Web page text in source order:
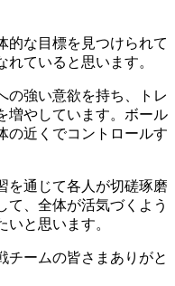
的な目標を見つけられて
ていると思います。
の強い意欲を持ち、トレ
増やしています。ボール
の近くでコントロールす
を通じて各人が切磋琢磨
て、全体が活気づくよう
と思います。
チームの皆さまありがと